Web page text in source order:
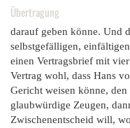
Übertragung
darauf geben könne. Und
selbstgefälligen,
einen Vertragsbrief mit
Vertrag wohl, dass Hans
Gericht weisen könne,
glaubwürdige Zeugen,
Zwischenentscheid will,